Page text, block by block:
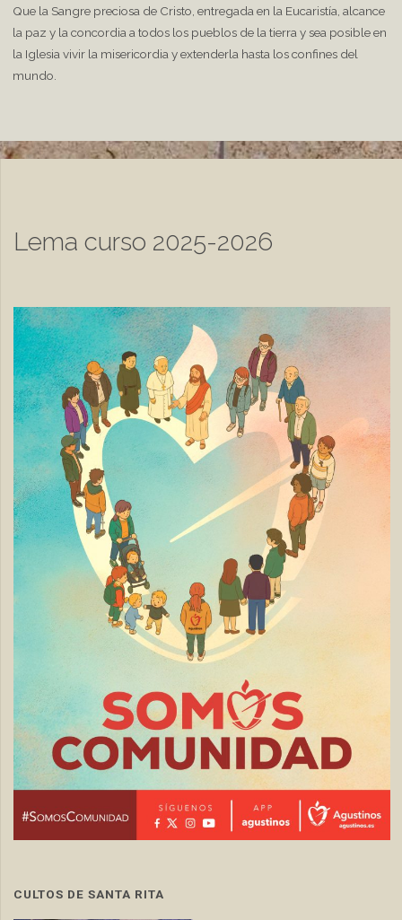
Que la Sangre preciosa de Cristo, entregada en la Eucaristía, alcance
la paz y la concordia a todos los pueblos de la tierra y sea posible en
la Iglesia vivir la misericordia y extenderla hasta los confines del
mundo.
Lema curso 2025-2026
CULTOS DE SANTA RITA